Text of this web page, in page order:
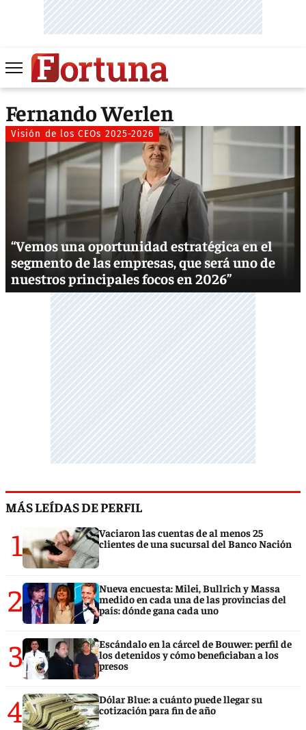
Fernando Werlen
Visión de los CEOs 2025-2026
“Vemos una oportunidad estratégica en el
segmento de las empresas, que será uno de
nuestros principales focos en 2026”
MÁS LEÍDAS DE PERFIL
1
Vaciaron las cuentas de al menos 25
clientes de una sucursal del Banco Nación
2
Nueva encuesta: Milei, Bullrich y Massa
medido en cada una de las provincias del
país: dónde gana cada uno
3
Escándalo en la cárcel de Bouwer: perfil de
los detenidos y cómo beneficiaban a los
presos
4
Dólar Blue: a cuánto puede llegar su
cotización para fin de año